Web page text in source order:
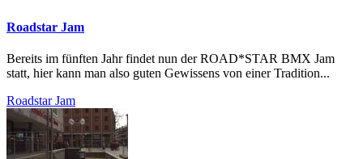
Roadstar Jam
Bereits im fünften Jahr findet nun der ROAD*STAR BMX Jam
statt, hier kann man also guten Gewissens von einer Tradition...
Roadstar Jam